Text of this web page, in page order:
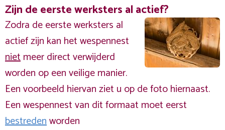
Zijn de eerste werksters al actief?
Zodra de eerste werksters al
actief zijn kan het wespennest
nietmeer direct verwijderd
worden op een veilige manier.
Een voorbeeld hiervan ziet u op de foto hiernaast.
Een wespennest van dit formaat moet eerst
bestredenworden